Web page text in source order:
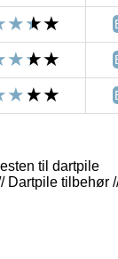
til dartpile
Dartpile tilbehør